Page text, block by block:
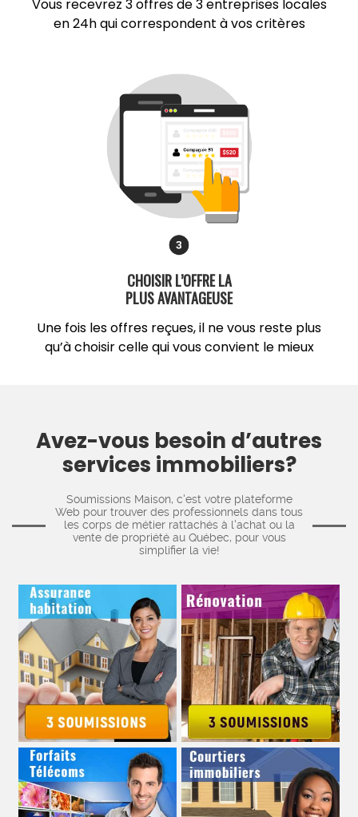
Vous recevrez 3 offres de 3 entreprises locales
en 24h qui correspondent à vos critères
CHOISIR L’OFFRE LA
PLUS AVANTAGEUSE
Une fois les offres reçues, il ne vous reste plus
qu’à choisir celle qui vous convient le mieux
Avez-vous besoin d’autres
services immobiliers?
Soumissions Maison, c'est votre plateforme
Web pour trouver des professionnels dans tous
les corps de métier rattachés à l'achat ou la
vente de propriété au Québec, pour vous
simplifier la vie!